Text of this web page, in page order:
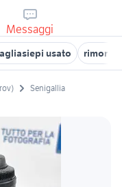
Messaggi
usato
Senigallia